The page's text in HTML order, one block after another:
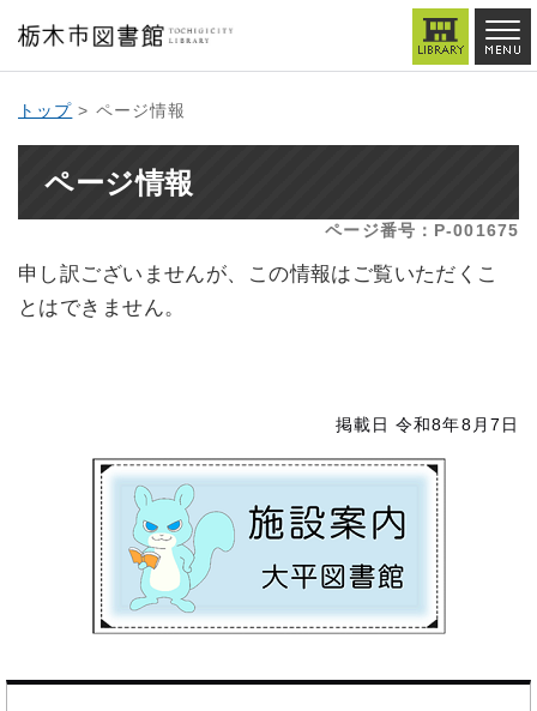
トップ > ページ情報
ページ情報
ページ番号：P-001675
申し訳ございませんが、この情報はご覧いただくこ
とはできません。
掲載日 令和8年8月7日